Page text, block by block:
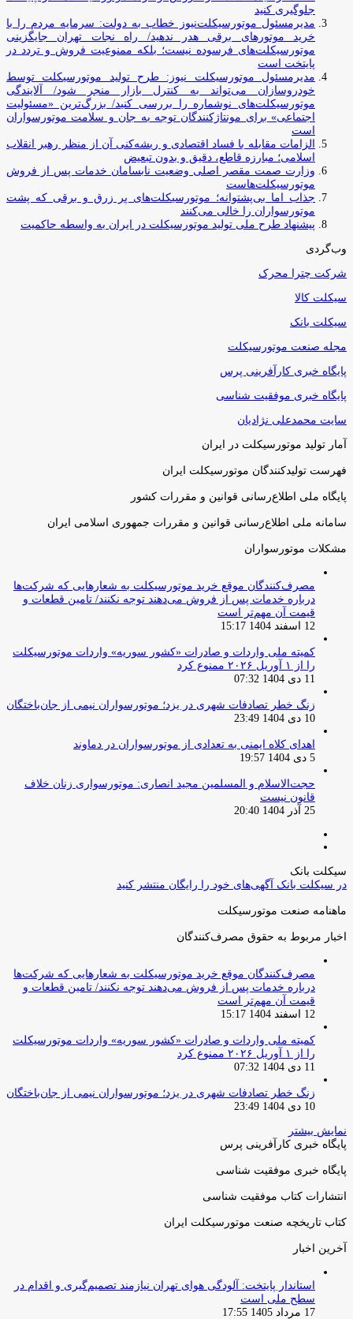
جلوگیری کنید
مدیرمسئول موتورسیکلت‌نیوز خطاب به دولت: سرمایه مردم را با
خرید موتورهای برقی هدر ندهید/ راه نجات تهران جایگزینی
موتورسیکلت‌های فرسوده نیست؛ بلکه ممنوعیت فروش و تردد در
پایتخت است
مدیرمسئول موتورسیکلت نیوز: طرح تولید موتورسیکلت توسط
خودروسازان می‌تواند به کنترل بازار منجر شود/ آلایندگی
موتورسیکلت‌های نوشماره را بررسی کنید/ بزرگ‌ترین «مسئولیت
اجتماعی» برای مونتاژکنندگان توجه به جان و سلامت موتورسواران
است
الزامات مقابله با فساد اقتصادی و ریشه‌کنی آن از منظر رهبر انقلاب
اسلامی؛ مبارزه قاطع، دقیق و بدون تبعیض
وزارت صمت مقصر اصلی وضعیت نابسامان خدمات پس از فروش
موتورسیکلت‌هاست
جذاب اما بی‌پشتوانه؛ موتورسیکلت‌های پر زرق‌ و برقی که پشت
موتورسواران را خالی می‌کنند
پیشنهاد طرح ملی تولید موتورسیکلت در ایران به واسطه حاکمیت
وب‌گردی
شرکت چترا محرک
سیکلت کالا
سیکلت بانک
مجله صنعت موتورسیکلت
پایگاه خبری کارآفرینی پرس
پایگاه خبری موفقیت شناسی
سایت محمدعلی نژادیان
آمار تولید موتورسیکلت در ایران
فهرست تولیدکنندگان موتورسیکلت ایران
پایگاه ملی اطلاع‌رسانی قوانین و مقررات کشور
سامانه ملی اطلاع‌رسانی قوانین و مقررات جمهوری اسلامی ایران
مشکلات موتورسواران
مصرف‌کنندگان موقع خرید موتورسیکلت به شعارهایی که شرکت‌ها
درباره خدمات پس از فروش می‌دهند توجه نکنند/ تامین قطعات و
قیمت آن مهم‌تر است
12 اسفند 1404 15:17
کمیته ملی واردات و صادرات «کشور سوریه» واردات موتورسیکلت
را از ۱ آوریل ۲۰۲۶ ممنوع کرد
11 دی 1404 07:32
زنگ خطر تصادفات شهری در یزد؛ موتورسواران نیمی از جان‌باختگان
10 دی 1404 23:49
اهدای کلاه ایمنی به تعدادی از موتورسواران در دماوند
5 دی 1404 19:57
حجت‌الاسلام و المسلمین مجید انصاری: موتورسواری زنان خلاف
قانون نیست
25 آذر 1404 20:40
سیکلت بانک
در سیکلت بانک آگهی‌های خود را رایگان منتشر کنید
ماهنامه صنعت موتورسیکلت
اخبار مربوط به حقوق مصرف‌کنندگان
مصرف‌کنندگان موقع خرید موتورسیکلت به شعارهایی که شرکت‌ها
درباره خدمات پس از فروش می‌دهند توجه نکنند/ تامین قطعات و
قیمت آن مهم‌تر است
12 اسفند 1404 15:17
کمیته ملی واردات و صادرات «کشور سوریه» واردات موتورسیکلت
را از ۱ آوریل ۲۰۲۶ ممنوع کرد
11 دی 1404 07:32
زنگ خطر تصادفات شهری در یزد؛ موتورسواران نیمی از جان‌باختگان
10 دی 1404 23:49
نمایش بیشتر
پایگاه خبری کارآفرینی پرس
پایگاه خبری موفقیت شناسی
انتشارات کتاب موفقیت شناسی
کتاب تاریخچه صنعت موتورسیکلت ایران
آخرین اخبار
استاندار پایتخت: آلودگی هوای تهران نیازمند تصمیم‌گیری و اقدام در
سطح ملی است
17 مرداد 1405 17:55